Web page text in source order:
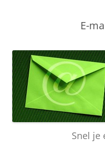
E-
Snel je